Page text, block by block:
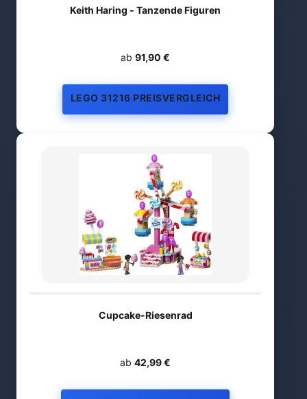
Keith Haring - Tanzende Figuren
ab 91,90 €
LEGO 31216 PREISVERGLEICH
Cupcake-Riesenrad
ab 42,99 €